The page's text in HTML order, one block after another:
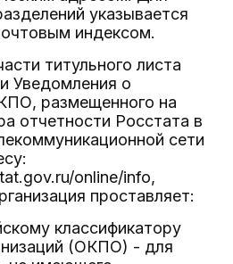
указывается
индексом.
титульного листа
Уведомления о
размещенного на
отчетности Росстата в
сети
online/info,
проставляет:
классификатору
(ОКПО) - для